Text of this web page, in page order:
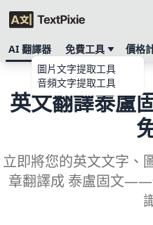
AI 翻譯器
免費工具
圖片文字提取工具
音頻文字提取工具
價格
英文翻譯泰盧
立即將您的英文文字、
章翻譯成 泰盧固文——